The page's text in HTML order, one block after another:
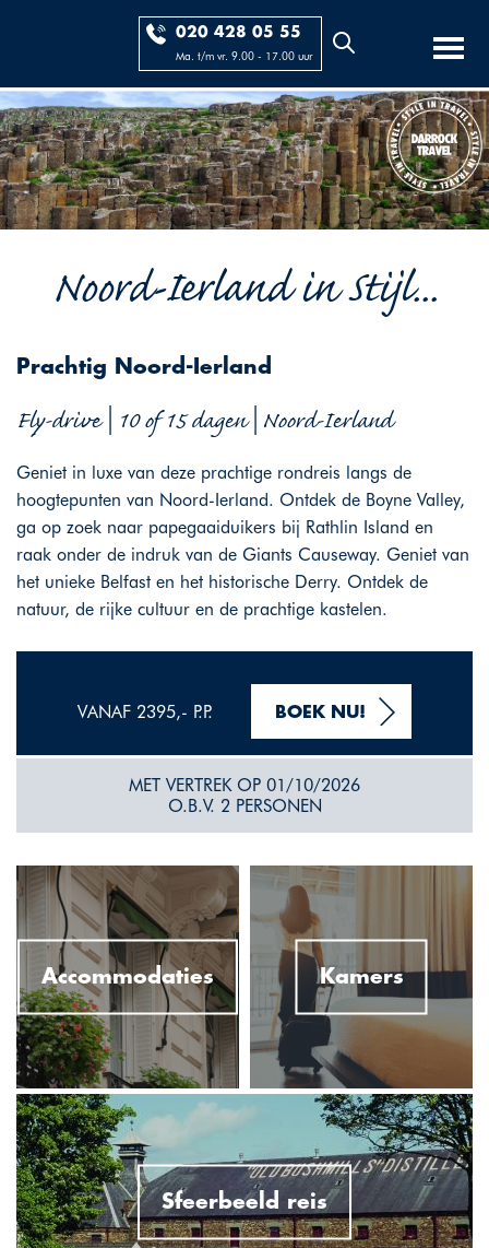
020 428 05 55
Ma. t/m vr. 9.00 - 17.00 uur
Noord-Ierland in Stijl...
Prachtig Noord-Ierland
Fly-drive | 10 of 15 dagen | Noord-Ierland
Geniet in luxe van deze prachtige rondreis langs de
hoogtepunten van Noord-Ierland. Ontdek de Boyne Valley,
ga op zoek naar papegaaiduikers bij Rathlin Island en
raak onder de indruk van de Giants Causeway. Geniet van
het unieke Belfast en het historische Derry. Ontdek de
natuur, de rijke cultuur en de prachtige kastelen.
VANAF 2395,- P.P. BOEK NU!
MET VERTREK OP 01/10/2026
O.B.V. 2 PERSONEN
Accommodaties Kamers
Sfeerbeeld reis